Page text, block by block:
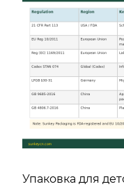
Упаковка для